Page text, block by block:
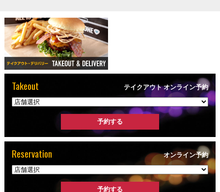
Takeout テイクアウト オンライン予約
Reservation オンライン予約